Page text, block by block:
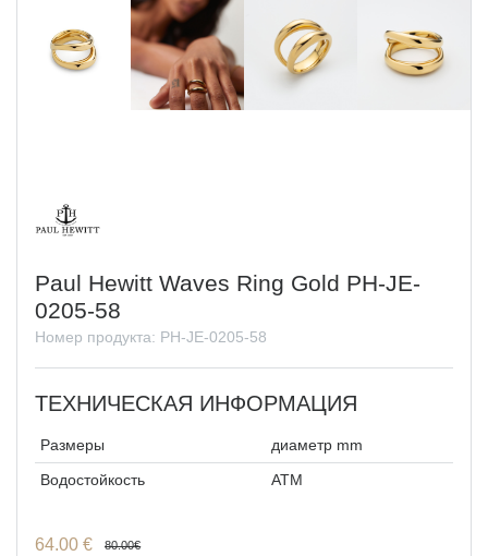
Paul Hewitt Waves Ring Gold PH-JE-
0205-58
Номер продукта: PH-JE-0205-58
ТЕХНИЧЕСКАЯ ИНФОРМАЦИЯ
Размеры
диаметр mm
Водостойкость
ATM
80.00€
64.00 €